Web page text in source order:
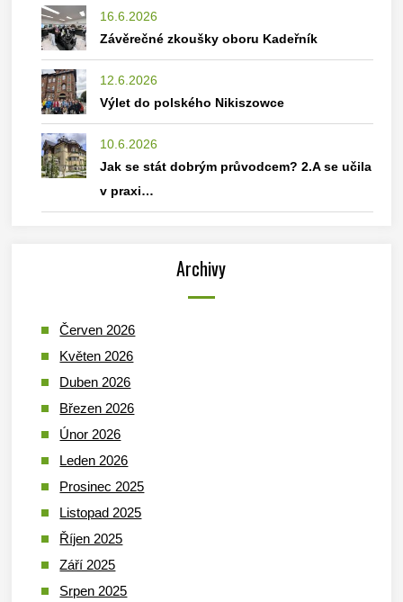
16.6.2026
Závěrečné zkoušky oboru Kadeřník
12.6.2026
Výlet do polského Nikiszowce
10.6.2026
Jak se stát dobrým průvodcem? 2.A se učila
v praxi…
Archivy
Červen 2026
Květen 2026
Duben 2026
Březen 2026
Únor 2026
Leden 2026
Prosinec 2025
Listopad 2025
Říjen 2025
Září 2025
Srpen 2025